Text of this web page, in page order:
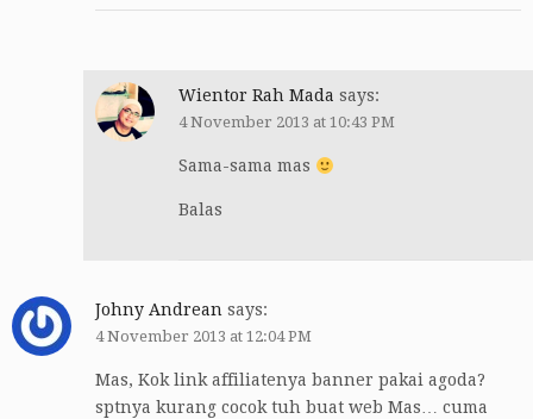
Wientor Rah Mada says:
4 November 2013 at 10:43 PM
Sama-sama mas
Balas
Johny Andrean says:
4 November 2013 at 12:04 PM
Mas, Kok link affiliatenya banner pakai agoda?
sptnya kurang cocok tuh buat web Mas… cuma